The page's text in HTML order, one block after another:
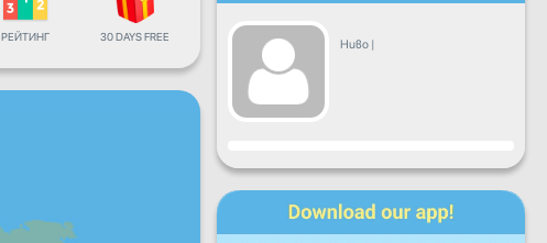
РЕЙТИНГ 30 DAYS FREE
Ниво |
Прогрес